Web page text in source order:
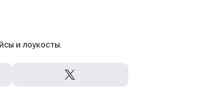
и лоукосты.